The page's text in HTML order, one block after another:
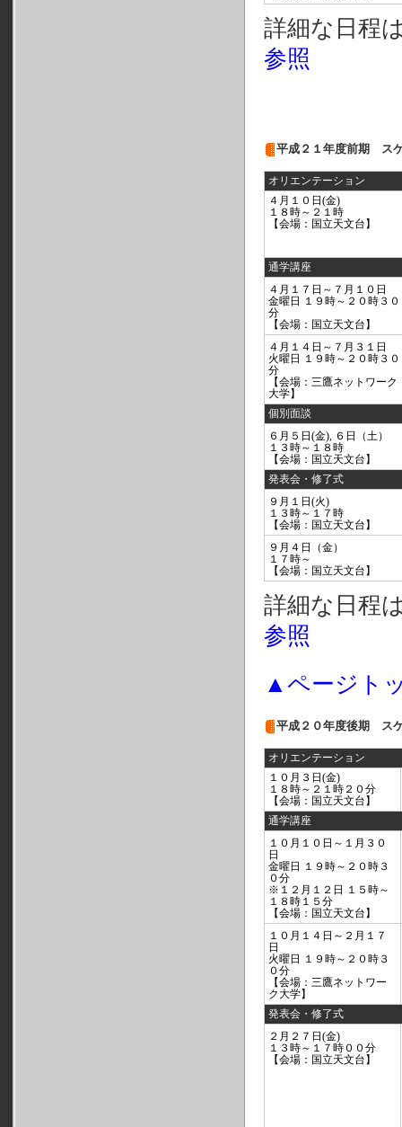
詳細な日程
参照
平成２１年度前期 ス
オリエンテーション
４月１０日(金)
１８時～２１時
【会場：国立天文台】
通学講座
４月１７日～７月１０日
金曜日 １９時～２０時３０
分
【会場：国立天文台】
４月１４日～７月３１日
火曜日 １９時～２０時３０
分
【会場：三鷹ネットワーク
大学】
個別面談
６月５日(金), ６日（土）
１３時～１８時
【会場：国立天文台】
発表会・修了式
９月１日(火)
１３時～１７時
【会場：国立天文台】
９月４日（金）
１７時～
【会場：国立天文台】
詳細な日程
参照
▲ページト
平成２０年度後期 ス
オリエンテーション
１０月３日(金)
１８時～２１時２０分
【会場：国立天文台】
通学講座
１０月１０日～１月３０
日
金曜日 １９時～２０時３
０分
※１２月１２日 １５時～
１８時１５分
【会場：国立天文台】
１０月１４日～２月１７
日
火曜日 １９時～２０時３
０分
【会場：三鷹ネットワー
ク大学】
発表会・修了式
２月２７日(金)
１３時～１７時００分
【会場：国立天文台】